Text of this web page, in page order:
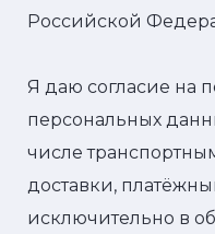
Российской
Я даю согласие на
персональных
числе
доставки,
исключительно в